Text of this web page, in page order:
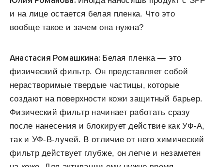
и на лице остается белая пленка. Что это
вообще такое и зачем она нужна?
Анастасия Ромашкина: Белая пленка — это
физический фильтр. Он представляет собой
нерастворимые твердые частицы, которые
создают на поверхности кожи защитный барьер.
Физический фильтр начинает работать сразу
после нанесения и блокирует действие как УФ-А,
так и УФ-В-лучей. В отличие от него химический
фильтр действует глубже, он легче и незаметен